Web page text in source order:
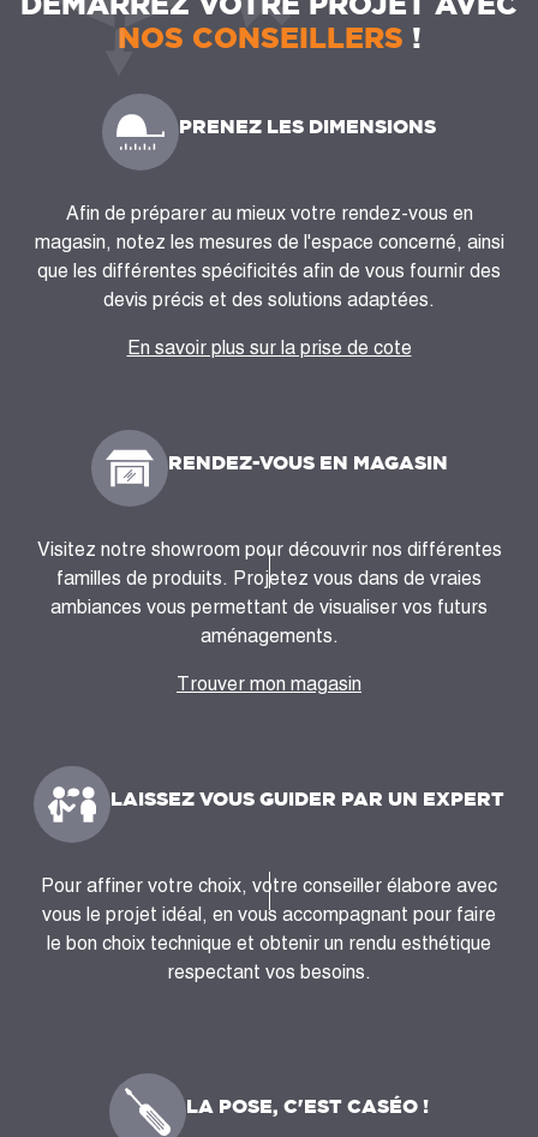
NOS CONSEILLERS !
PRENEZ LES DIMENSIONS
Afin de préparer au mieux votre rendez-vous en
magasin, notez les mesures de l'espace concerné, ainsi
que les différentes spécificités afin de vous fournir des
devis précis et des solutions adaptées.
En savoir plus sur la prise de cote
RENDEZ-VOUS EN MAGASIN
Visitez notre showroom pour découvrir nos différentes
familles de produits. Projetez vous dans de vraies
ambiances vous permettant de visualiser vos futurs
aménagements.
Trouver mon magasin
LAISSEZ VOUS GUIDER PAR UN EXPERT
Pour affiner votre choix, votre conseiller élabore avec
vous le projet idéal, en vous accompagnant pour faire
le bon choix technique et obtenir un rendu esthétique
respectant vos besoins.
LA POSE, C'EST CASÉO !